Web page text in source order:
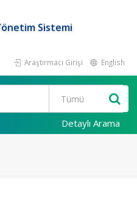
Sistemi
Araştırmacı Girişi English
Detaylı Arama